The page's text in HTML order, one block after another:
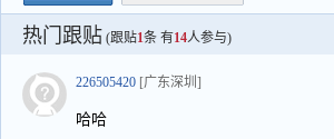
热门跟贴 (跟贴1条 有14人参与)
226505420 [广东深圳]
哈哈